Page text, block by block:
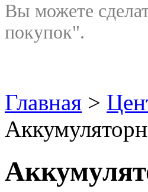
Вы можете
покупок".
Главная >